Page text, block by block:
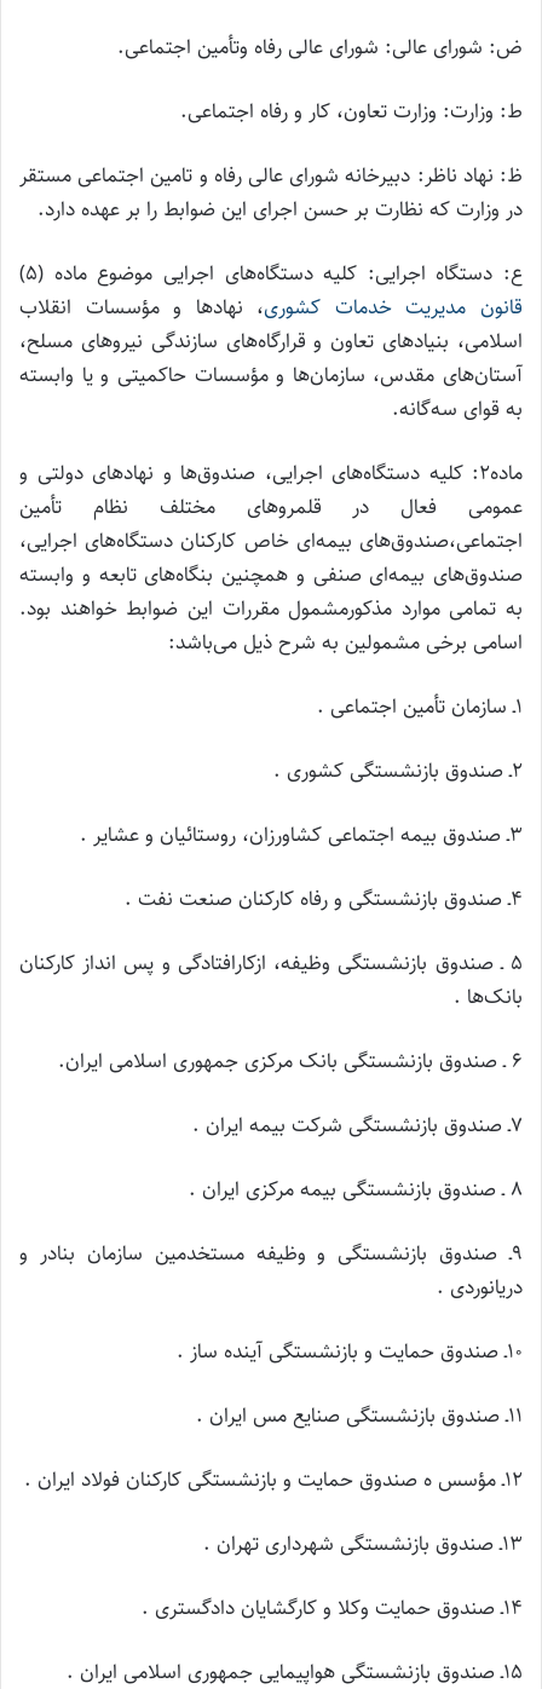
ض: شورای عالی: شورای عالی رفاه وتأمین اجتماعی.
ط: وزارت: وزارت تعاون، کار و رفاه اجتماعی.
ظ: نهاد ناظر: دبیرخانه شورای‌ عالی رفاه و تامین اجتماعی مستقر
در وزارت که نظارت بر حسن اجرای این ضوابط را بر عهده دارد.
ع: دستگاه اجرایی: کلیه دستگاه‌های اجرایی موضوع ماده (۵)
قانون مدیریت خدمات کشوری، نهادها و مؤسسات انقلاب
اسلامی، بنیادهای تعاون و قرارگاه‌های سازندگی نیروهای مسلح،
آستان‌های مقدس، سازمان‌ها و مؤسسات حاکمیتی و یا وابسته
به قوای سه‌گانه.
ماده۲: کلیه دستگاه‌های اجرایی، صندوق‌ها و نهادهای دولتی و
عمومی فعال در قلمروهای مختلف نظام تأمین
اجتماعی،صندوق‌های بیمه‌ای خاص کارکنان دستگاه‌های اجرایی،
صندوق‌های بیمه‌ای صنفی و همچنین بنگاه‌های تابعه و وابسته
به تمامی موارد مذکورمشمول مقررات این ضوابط خواهند بود.
اسامی برخی مشمولین به شرح ذیل می‌باشد:
۱ـ سازمان تأمین اجتماعی .
۲ـ صندوق بازنشستگی کشوری .
۳ـ صندوق بیمه اجتماعی کشاورزان، روستائیان و عشایر .
۴ـ صندوق بازنشستگی و رفاه کارکنان صنعت نفت .
۵ ـ صندوق بازنشستگی وظیفه، ازکارافتادگی و پس انداز کارکنان
بانک‌ها .
۶ ـ صندوق بازنشستگی بانک مرکزی جمهوری اسلامی ایران.
۷ـ صندوق بازنشستگی شرکت بیمه ایران .
۸ ـ صندوق بازنشستگی بیمه مرکزی ایران .
۹ـ صندوق بازنشستگی و وظیفه مستخدمین سازمان بنادر و
دریانوردی .
۱۰ـ صندوق حمایت و بازنشستگی آینده ساز .
۱۱ـ صندوق بازنشستگی صنایع مس ایران .
۱۲ـ مؤسس ه صندوق حمایت و بازنشستگی کارکنان فولاد ایران .
۱۳ـ صندوق بازنشستگی شهرداری تهران .
۱۴ـ صندوق حمایت وکلا و کارگشایان دادگستری .
۱۵ـ صندوق بازنشستگی هواپیمایی جمهوری اسلامی ایران .